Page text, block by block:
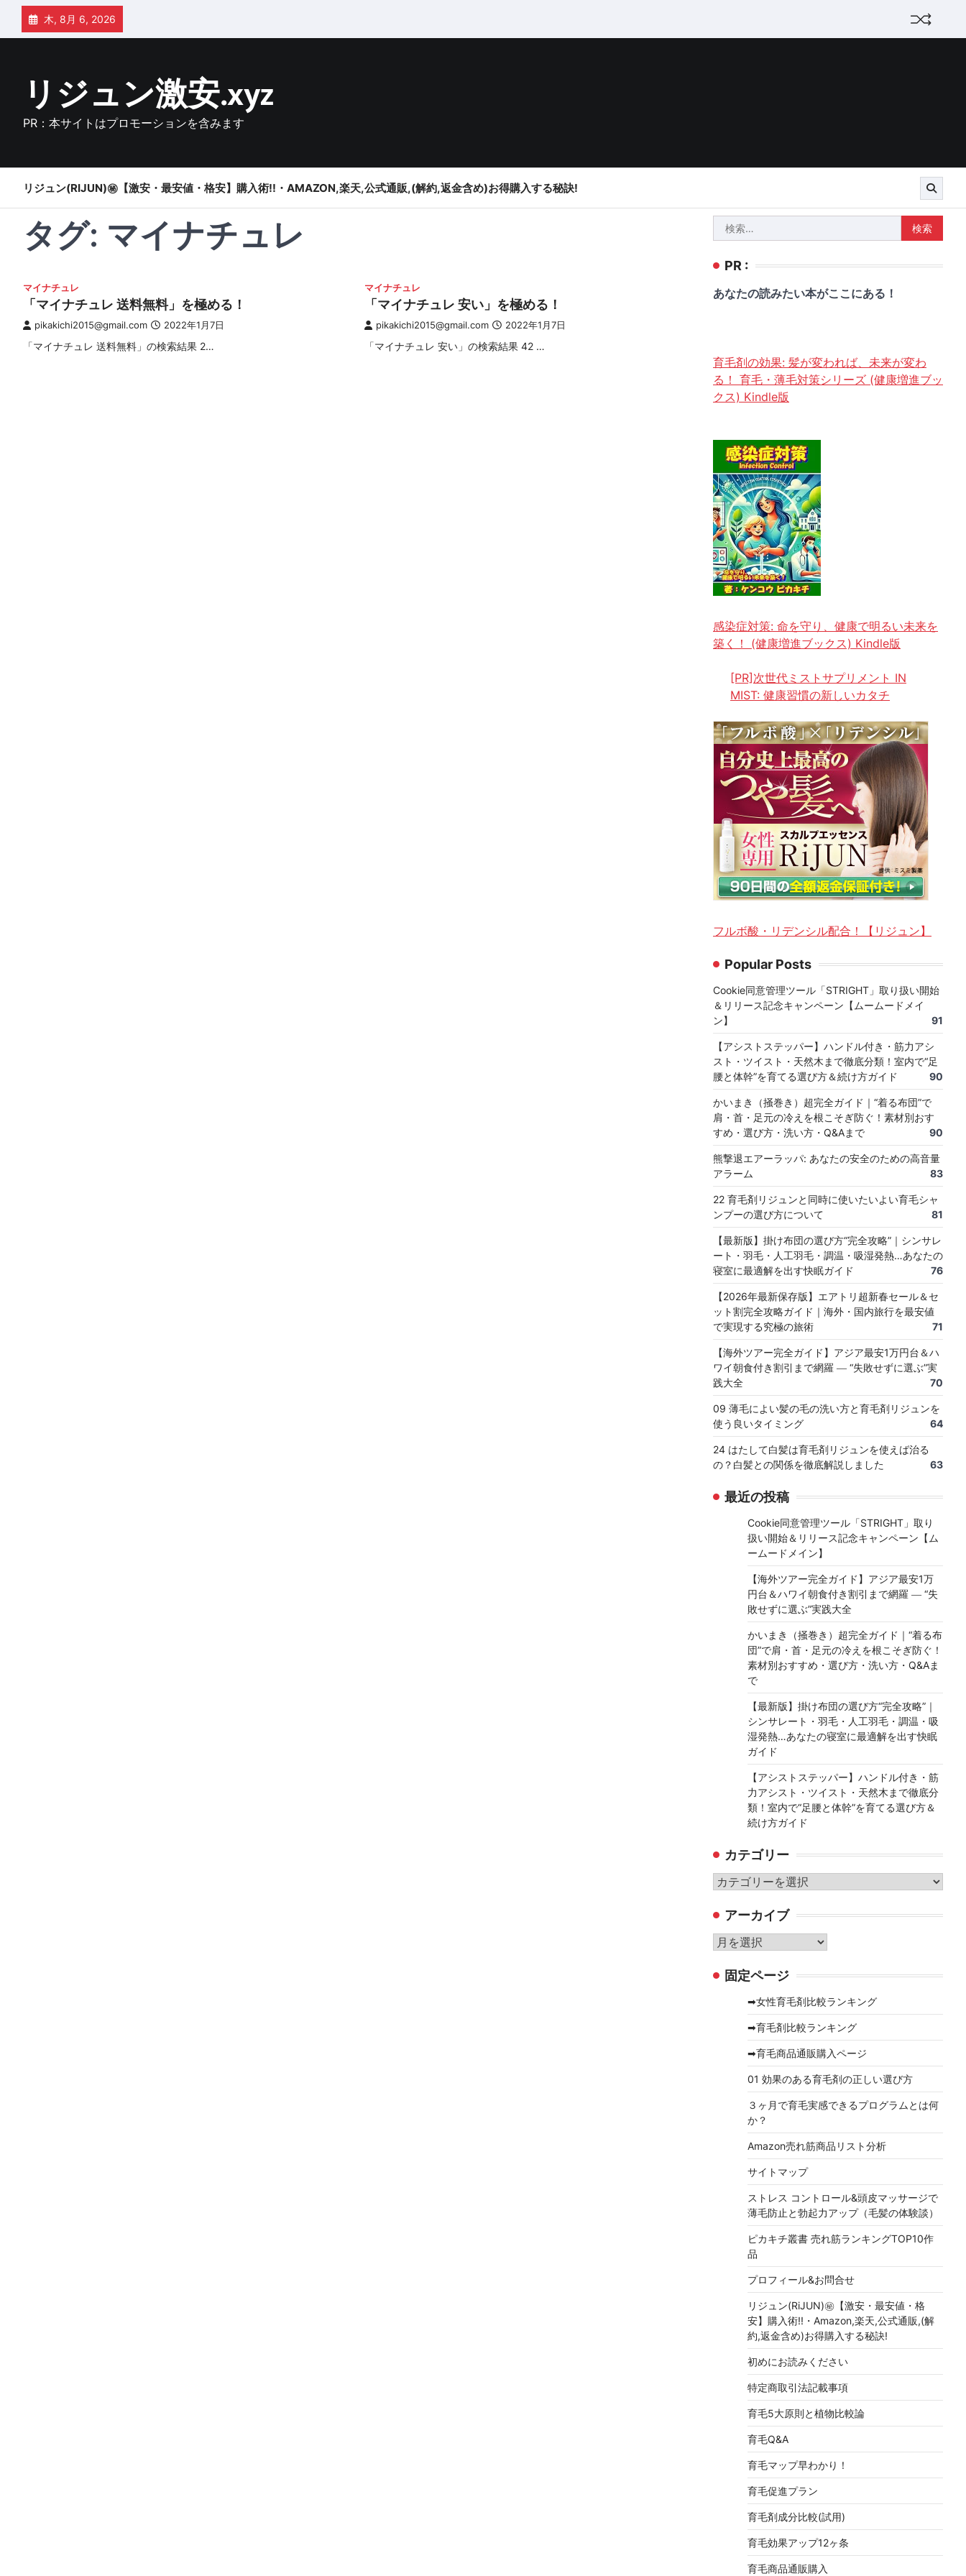
Skip
content
木, 8月 6, 2026
リジュン激安.xyz
PR：本サイトはプロモーションを含みます
リジュン(RIJUN)㊙【激安・最安値・格安】購入術!!・AMAZON,楽天,公式通販,(解約,返金含め)お得購入する秘訣!
タグ: マイナチュレ
マイナチュレ
「マイナチュレ 送料無料」を極める！
pikakichi2015@gmail.com 2022年1月7日
「マイナチュレ 送料無料」の検索結果 2…
マイナチュレ
「マイナチュレ 安い」を極める！
pikakichi2015@gmail.com 2022年1月7日
「マイナチュレ 安い」の検索結果 42 …
索:
PR :
あなたの読みたい本がここにある！
育毛剤の効果: 髪が変われば、未来が変わ
る！ 育毛・薄毛対策シリーズ (健康増進ブッ
クス) Kindle版
感染症対策: 命を守り、健康で明るい未来を
築く！ (健康増進ブックス) Kindle版
[PR]次世代ミストサプリメント IN
MIST: 健康習慣の新しいカタチ
フルボ酸・リデンシル配合！【リジュン】
Popular Posts
Cookie同意管理ツール「STRIGHT」取り扱い開始
＆リリース記念キャンペーン【ムームードメイ
ン】
91
【アシストステッパー】ハンドル付き・筋力アシ
スト・ツイスト・天然木まで徹底分類！室内で“足
腰と体幹”を育てる選び方＆続け方ガイド
90
かいまき（掻巻き）超完全ガイド｜“着る布団”で
肩・首・足元の冷えを根こそぎ防ぐ！素材別おす
すめ・選び方・洗い方・Q&Aまで
90
熊撃退エアーラッパ: あなたの安全のための高音量
アラーム
83
22 育毛剤リジュンと同時に使いたいよい育毛シャ
ンプーの選び方について
81
【最新版】掛け布団の選び方“完全攻略”｜シンサレ
ート・羽毛・人工羽毛・調温・吸湿発熱…あなたの
寝室に最適解を出す快眠ガイド
76
【2026年最新保存版】エアトリ超新春セール＆セ
ット割完全攻略ガイド｜海外・国内旅行を最安値
で実現する究極の旅術
71
【海外ツアー完全ガイド】アジア最安1万円台＆ハ
ワイ朝食付き割引まで網羅 ― “失敗せずに選ぶ”実
践大全
70
09 薄毛によい髪の毛の洗い方と育毛剤リジュンを
使う良いタイミング
64
24 はたして白髪は育毛剤リジュンを使えば治る
の？白髪との関係を徹底解説しました
63
最近の投稿
Cookie同意管理ツール「STRIGHT」取り
扱い開始＆リリース記念キャンペーン【ム
ームードメイン】
【海外ツアー完全ガイド】アジア最安1万
円台＆ハワイ朝食付き割引まで網羅 ― “失
敗せずに選ぶ”実践大全
かいまき（掻巻き）超完全ガイド｜“着る布
団”で肩・首・足元の冷えを根こそぎ防ぐ！
素材別おすすめ・選び方・洗い方・Q&Aま
で
【最新版】掛け布団の選び方“完全攻略”｜
シンサレート・羽毛・人工羽毛・調温・吸
湿発熱…あなたの寝室に最適解を出す快眠
ガイド
【アシストステッパー】ハンドル付き・筋
力アシスト・ツイスト・天然木まで徹底分
類！室内で“足腰と体幹”を育てる選び方＆
続け方ガイド
カテゴリー
カ
ゴ
リ
ー
アーカイブ
ア
カ 固定ページ
➡女性育毛剤比較ランキング
➡育毛剤比較ランキング
➡育毛商品通販購入ページ
01 効果のある育毛剤の正しい選び方
３ヶ月で育毛実感できるプログラムとは何
か？
Amazon売れ筋商品リスト分析
サイトマップ
ストレス コントロール&頭皮マッサージで
薄毛防止と勃起力アップ（毛髪の体験談）
ピカキチ叢書 売れ筋ランキングTOP10作
品
プロフィール&お問合せ
リジュン(RiJUN)㊙【激安・最安値・格
安】購入術!!・Amazon,楽天,公式通販,(解
約,返金含め)お得購入する秘訣!
初めにお読みください
特定商取引法記載事項
育毛5大原則と植物比較論
育毛Q&A
育毛マップ早わかり！
育毛促進プラン
育毛剤成分比較(試用)
育毛効果アップ12ヶ条
育毛商品通販購入